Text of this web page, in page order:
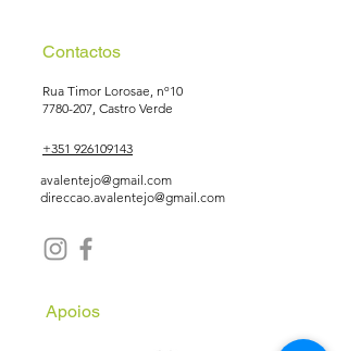
Contactos
Rua Timor Lorosae, nº10
7780-207, Castro Verde
+351 926109143
avalentejo@gmail.com
direccao.avalentejo@gmail.com
Apoios